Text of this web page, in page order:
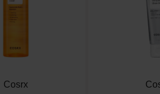
Cosrx